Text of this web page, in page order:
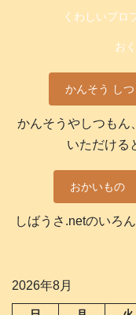
くわしいプロ
お
かんそう し
かんそうやしつもん
いただける
おかいもの
しばうさ.netのいろ
2026年8月